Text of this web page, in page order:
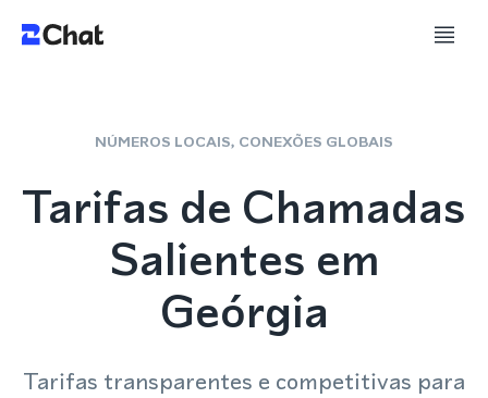
NÚMEROS LOCAIS, CONEXÕES GLOBAIS
Tarifas de Chamadas
Salientes em
Geórgia
Tarifas transparentes e competitivas para